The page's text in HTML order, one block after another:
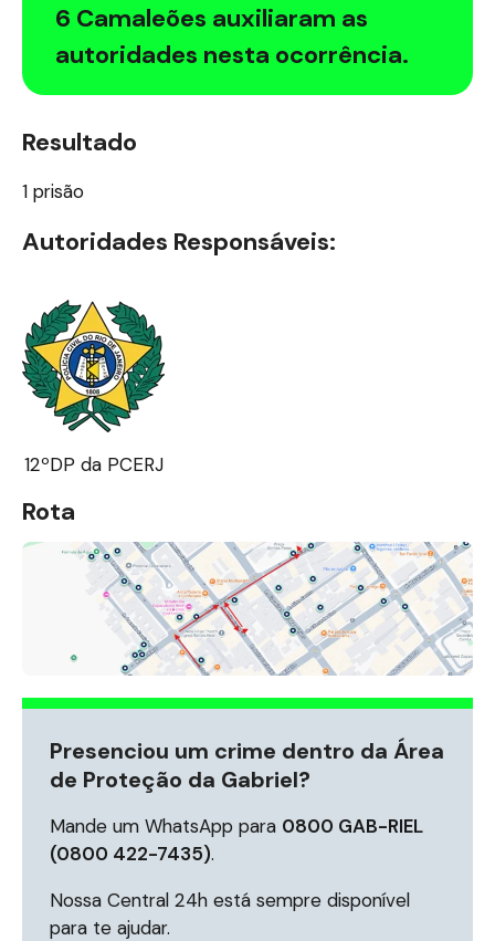
6 Camaleões auxiliaram as
autoridades nesta ocorrência.
Resultado
1 prisão
Autoridades Responsáveis:
12ºDP da PCERJ
Rota
Presenciou um crime dentro da Área
de Proteção da Gabriel?
Mande um WhatsApp para 0800 GAB-RIEL
(0800 422-7435).
Nossa Central 24h está sempre disponível
para te ajudar.